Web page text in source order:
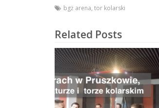
bgż arena, tor kolarski
Related Posts